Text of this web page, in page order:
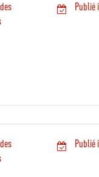
Publié
Publié